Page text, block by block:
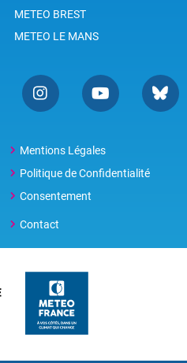
METEO BREST
METEO LE MANS
Mentions Légales
Politique de Confidentialité
Consentement
Contact